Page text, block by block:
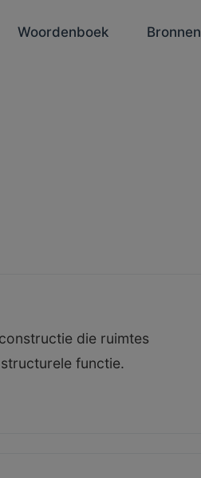
Woordenboek Bronnen
die ruimtes
functie.